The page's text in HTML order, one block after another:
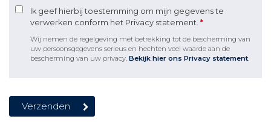
Ik geef hierbij toestemming om mijn gegevens te
verwerken conform het Privacy statement. *
Wij nemen de regelgeving met betrekking tot de bescherming van
uw persoonsgegevens serieus en hechten veel waarde aan de
bescherming van uw privacy. Bekijk hier ons Privacy statement.